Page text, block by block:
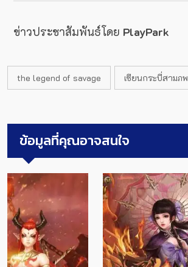
ข่าวประชาสัมพันธ์โดย PlayPark
the legend of savage เซียนกระบี่สามภพ
ข้อมูลที่คุณอาจสนใจ